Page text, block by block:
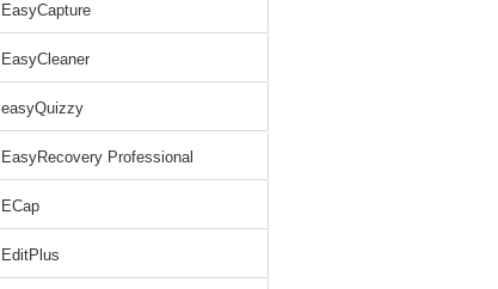
EasyCapture
EasyCleaner
easyQuizzy
EasyRecovery Professional
ECap
EditPlus